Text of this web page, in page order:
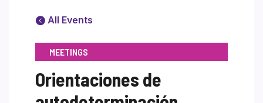
All Events
MEETINGS
Orientaciones de